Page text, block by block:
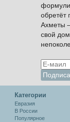
обретёт
Ахметы
свой
Категории
Евразия
В России
Популярное